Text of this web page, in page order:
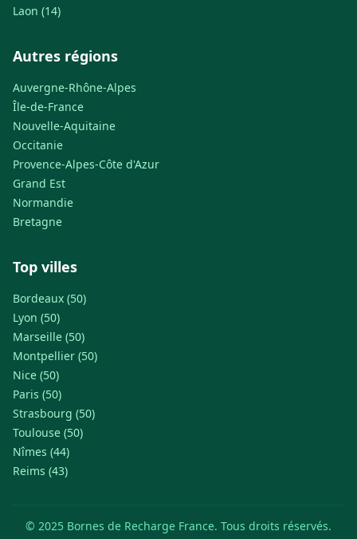
Laon (14)
Autres régions
Auvergne-Rhône-Alpes
Île-de-France
Nouvelle-Aquitaine
Occitanie
Provence-Alpes-Côte d'Azur
Grand Est
Normandie
Bretagne
Top villes
Bordeaux (50)
Lyon (50)
Marseille (50)
Montpellier (50)
Nice (50)
Paris (50)
Strasbourg (50)
Toulouse (50)
Nîmes (44)
Reims (43)
© 2025 Bornes de Recharge France. Tous droits réservés.